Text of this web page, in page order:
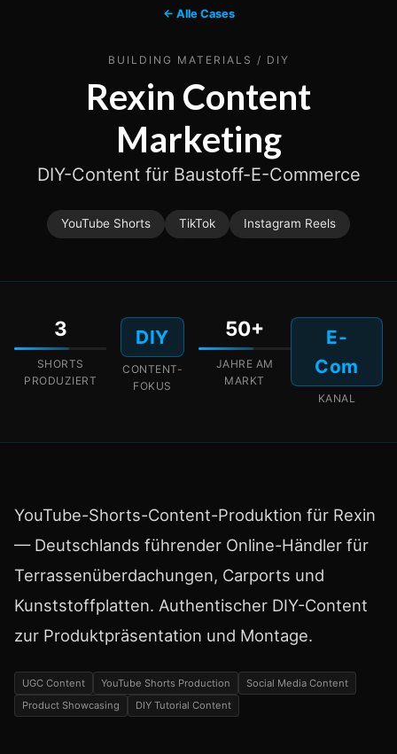
← Alle Cases
BUILDING MATERIALS / DIY
Rexin Content
Marketing
DIY-Content für Baustoff-E-Commerce
YouTube Shorts TikTok Instagram Reels
3
SHORTS
PRODUZIERT
DIY
CONTENT-
FOKUS
50+
JAHRE AM
MARKT
E-
Com
KANAL
YouTube-Shorts-Content-Produktion für Rexin
— Deutschlands führender Online-Händler für
Terrassenüberdachungen, Carports und
Kunststoffplatten. Authentischer DIY-Content
zur Produktpräsentation und Montage.
UGC Content YouTube Shorts Production
Social Media Content
Product Showcasing
DIY Tutorial Content